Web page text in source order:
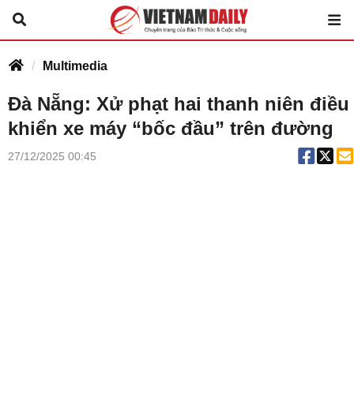
Multimedia
Đà Nẵng: Xử phạt hai thanh niên điều
khiển xe máy “bốc đầu” trên đường
27/12/2025 00:45